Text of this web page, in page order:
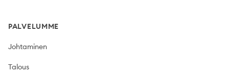
PALVELUMME
Johtaminen
Talous